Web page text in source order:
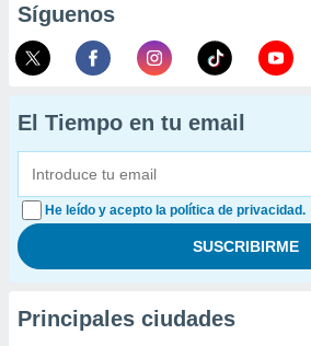
Síguenos
El Tiempo en tu email
He leído y acepto la política de privacidad.
Principales ciudades